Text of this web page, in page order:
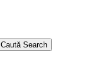
Caută Search